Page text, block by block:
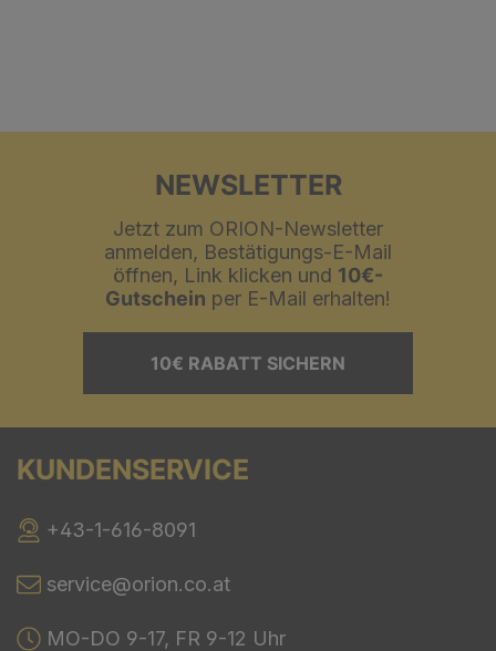
NEWSLETTER
Jetzt zum ORION-Newsletter
anmelden, Bestätigungs-E-Mail
öffnen, Link klicken und 10€-
Gutschein per E-Mail erhalten!
10€ RABATT SICHERN
KUNDENSERVICE
+43-1-616-8091
service@orion.co.at
MO-DO 9-17, FR 9-12 Uhr